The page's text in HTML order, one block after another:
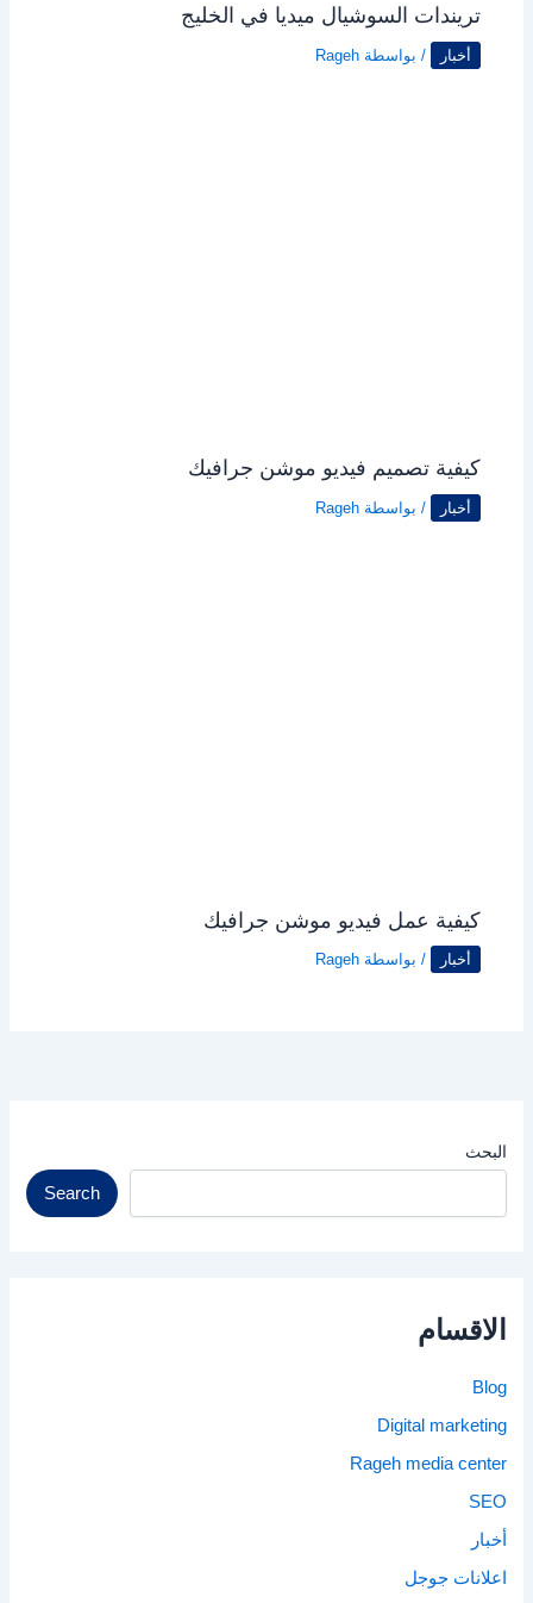
تريندات السوشيال ميديا في الخليج
أخبار / بواسطة Rageh
كيفية تصميم فيديو موشن جرافيك
أخبار / بواسطة Rageh
كيفية عمل فيديو موشن جرافيك
أخبار / بواسطة Rageh
البحث
Search
الاقسام
Blog
Digital marketing
Rageh media center
SEO
أخبار
اعلانات جوجل